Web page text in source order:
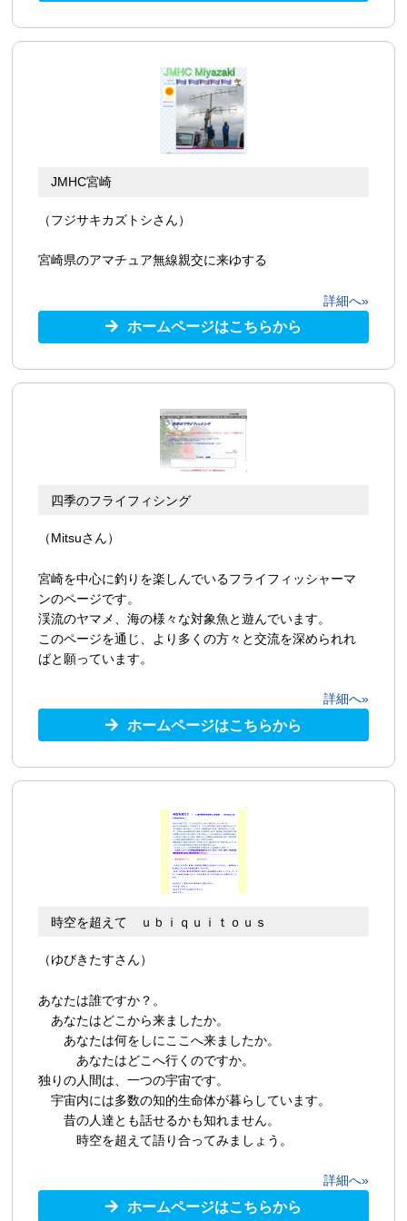
JMHC宮崎
（フジサキカズトシさん）
宮崎県のアマチュア無線親交に来ゆする
詳細へ»
ホームページはこちらから
四季のフライフィシング
（Mitsuさん）
宮崎を中心に釣りを楽しんでいるフライフィッシャーマ
ンのページです。
渓流のヤマメ、海の様々な対象魚と遊んでいます。
このページを通じ、より多くの方々と交流を深められれ
ばと願っています。
詳細へ»
ホームページはこちらから
時空を超えて ｕｂｉｑｕｉｔｏｕｓ
（ゆびきたすさん）
あなたは誰ですか？。
あなたはどこから来ましたか。
あなたは何をしにここへ来ましたか。
あなたはどこへ行くのですか。
独りの人間は、一つの宇宙です。
宇宙内には多数の知的生命体が暮らしています。
昔の人達とも話せるかも知れません。
時空を超えて語り合ってみましょう。
詳細へ»
ホームページはこちらから